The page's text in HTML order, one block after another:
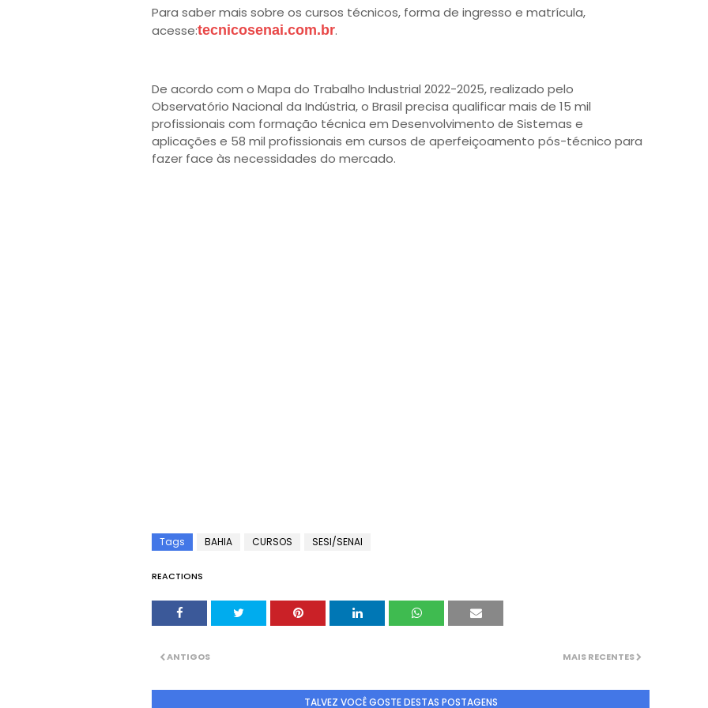
Para saber mais sobre os cursos técnicos, forma de ingresso e matrícula,
acesse:tecnicosenai.com.br.
De acordo com o Mapa do Trabalho Industrial 2022-2025, realizado pelo
Observatório Nacional da Indústria, o Brasil precisa qualificar mais de 15 mil
profissionais com formação técnica em Desenvolvimento de Sistemas e
aplicações e 58 mil profissionais em cursos de aperfeiçoamento pós-técnico para
fazer face às necessidades do mercado.
Tags BAHIA CURSOS SESI/SENAI
REACTIONS
MAIS RECENTES
ANTIGOS
TALVEZ VOCÊ GOSTE DESTAS POSTAGENS